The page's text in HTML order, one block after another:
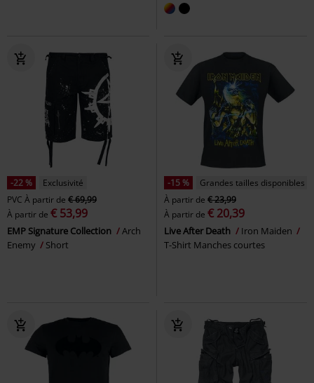
-22 %
Exclusivité
PVC À partir de € 69,99
À partir de € 53,99
EMP Signature Collection
Arch
Enemy
Short
-15 %
Grandes tailles disponibles
À partir de € 23,99
À partir de € 20,39
Live After Death
Iron Maiden
T-Shirt Manches courtes